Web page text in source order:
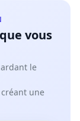
vous
le
une